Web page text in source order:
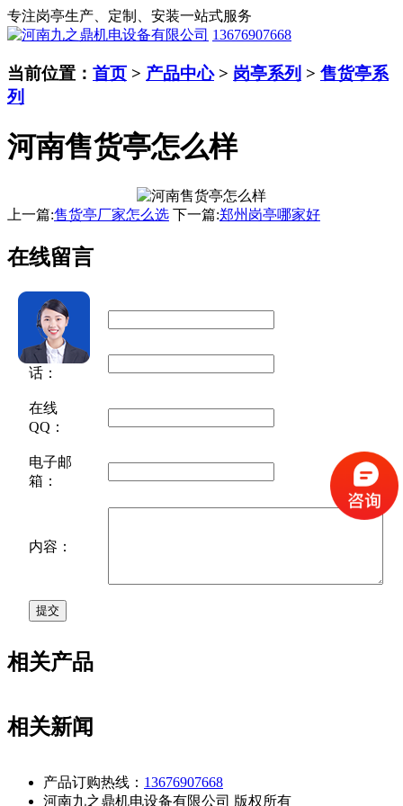
专注岗亭生产、定制、安装一站式服务
13676907668
当前位置： 首页 > 产品中心> 岗亭系列 > 售货亭系
列
河南售货亭怎么样
上一篇:售货亭厂家怎么选 下一篇:郑州岗亭哪家好
在线留言
用户名：
联系电
话：
在线
QQ：
电子邮
箱：
内容：
相关产品
相关新闻
产品订购热线： 13676907668
河南九之鼎机电设备有限公司 版权所有